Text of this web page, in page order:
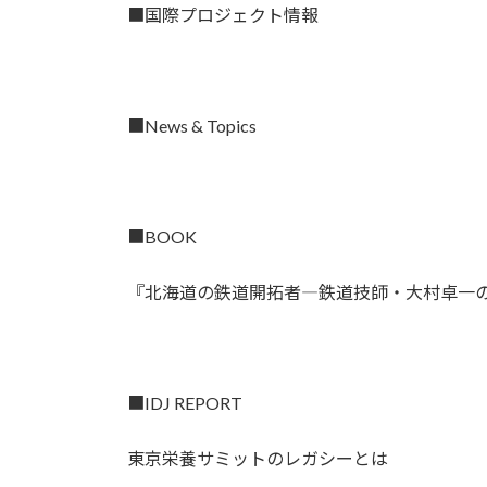
■国際プロジェクト情報
■News & Topics
■BOOK
『北海道の鉄道開拓者―鉄道技師・大村卓一
■IDJ REPORT
東京栄養サミットのレガシーとは